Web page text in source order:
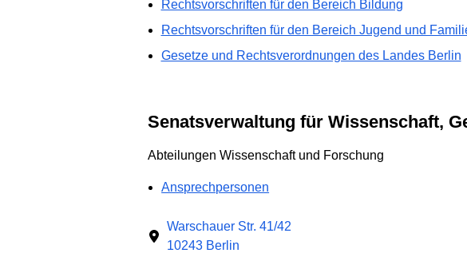
Rechtsvorschriften für den Bereich Bildung
Rechtsvorschriften für den Bereich Jugend und
Gesetze und Rechtsverordnungen des Landes Berlin
Senatsverwaltung für Wissenschaft,
Abteilungen Wissenschaft und Forschung
Ansprechpersonen
Warschauer Str. 41/42
10243 Berlin